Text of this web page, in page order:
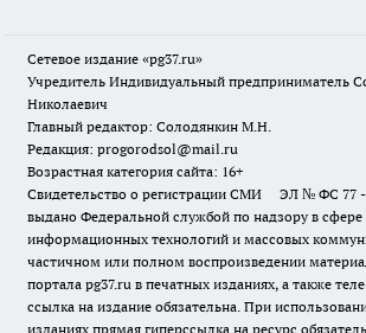
Сетевое издание «pg37.ru»
Учредитель Индивидуальный предприниматель
Николаевич
Главный редактор: Солодянкин М.Н.
Редакция: progorodsol@mail.ru
Возрастная категория сайта: 16+
Свидетельство о регистрации СМИ ЭЛ № ФС 77 -
выдано Федеральной службой по надзору в сфере
информационных технологий и массовых
частичном или полном воспроизведении
портала pg37.ru в печатных изданиях, а также
ссылка на издание обязательна. При
изданиях прямая гиперссылка на ресурс